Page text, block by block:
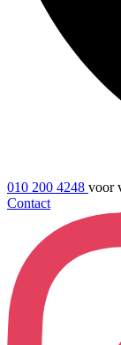
010 200 4248 voor
Contact